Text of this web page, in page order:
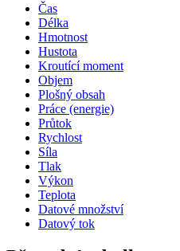
Čas
Délka
Hmotnost
Hustota
Kroutící moment
Objem
Plošný obsah
Práce (energie)
Průtok
Rychlost
Síla
Tlak
Výkon
Teplota
Datové množství
Datový tok